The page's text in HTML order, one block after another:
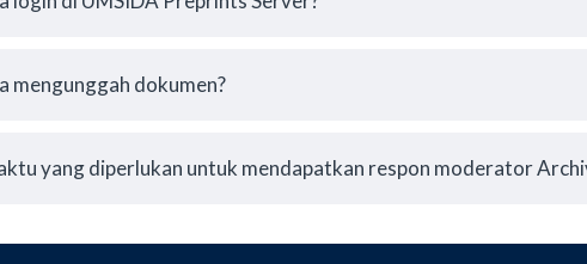
mengunggah dokumen?
yang diperlukan untuk mendapatkan respon moderator